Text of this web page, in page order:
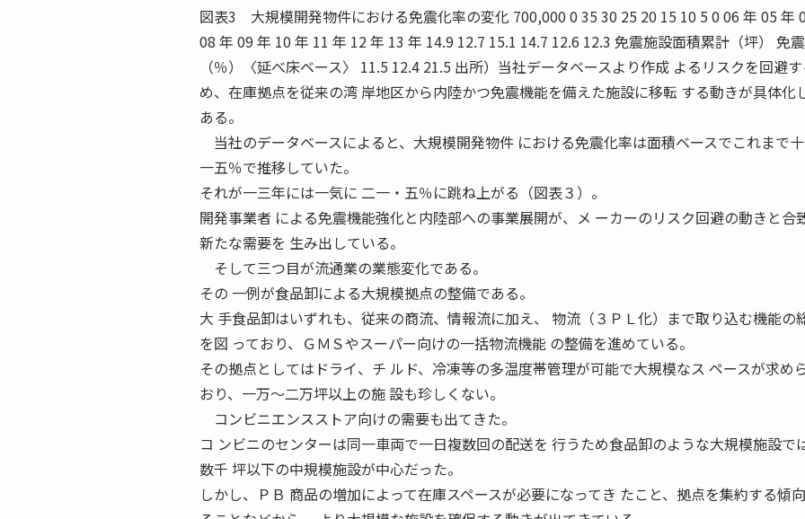
図表3 大規模開発物件における免震化率の変化 700,000 0 35 30 25 20 15 10 5 0 06 年 05 年
08 年 09 年 10 年 11 年 12 年 13 年 14.9 12.7 15.1 14.7 12.6 12.3 免震施設面積累計（坪） 免
（％）〈延べ床ベース〉 11.5 12.4 21.5 出所）当社データベースより作成 よるリスクを回避
め、在庫拠点を従来の湾 岸地区から内陸かつ免震機能を備えた施設に移転 する動きが具体化
ある。
当社のデータベースによると、大規模開発物件 における免震化率は面積ベースでこれまで
一五％で推移していた。
それが一三年には一気に 二一・五％に跳ね上がる（図表３）。
開発事業者 による免震機能強化と内陸部への事業展開が、メ ーカーのリスク回避の動きと合
新たな需要を 生み出している。
そして三つ目が流通業の業態変化である。
その 一例が食品卸による大規模拠点の整備である。
大 手食品卸はいずれも、従来の商流、情報流に加え、 物流（３ＰＬ化）まで取り込む機能の
を図 っており、ＧＭＳやスーパー向けの一括物流機能 の整備を進めている。
その拠点としてはドライ、チ ルド、冷凍等の多温度帯管理が可能で大規模なス ペースが求め
おり、一万〜二万坪以上の施 設も珍しくない。
コンビニエンスストア向けの需要も出てきた。
コ ンビニのセンターは同一車両で一日複数回の配送を 行うため食品卸のような大規模施設で
数千 坪以下の中規模施設が中心だった。
しかし、ＰＢ 商品の増加によって在庫スペースが必要になってき たこと、拠点を集約する傾